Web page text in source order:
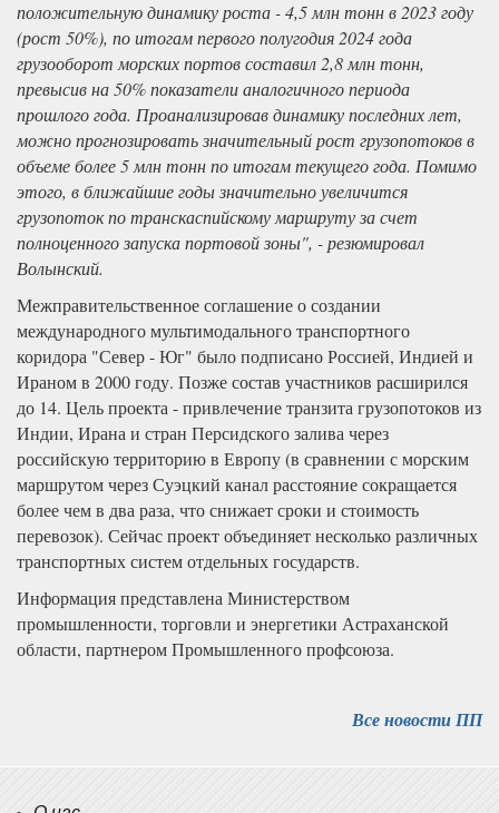
положительную динамику роста - 4,5 млн тонн в 2023 году
(рост 50%), по итогам первого полугодия 2024 года
грузооборот морских портов составил 2,8 млн тонн,
превысив на 50% показатели аналогичного периода
прошлого года. Проанализировав динамику последних лет,
можно прогнозировать значительный рост грузопотоков в
объеме более 5 млн тонн по итогам текущего года. Помимо
этого, в ближайшие годы значительно увеличится
грузопоток по транскаспийскому маршруту за счет
полноценного запуска портовой зоны", - резюмировал
Волынский.
Межправительственное соглашение о создании
международного мультимодального транспортного
коридора "Север - Юг" было подписано Россией, Индией и
Ираном в 2000 году. Позже состав участников расширился
до 14. Цель проекта - привлечение транзита грузопотоков из
Индии, Ирана и стран Персидского залива через
российскую территорию в Европу (в сравнении с морским
маршрутом через Суэцкий канал расстояние сокращается
более чем в два раза, что снижает сроки и стоимость
перевозок). Сейчас проект объединяет несколько различных
транспортных систем отдельных государств.
Информация представлена Министерством
промышленности, торговли и энергетики Астраханской
области, партнером Промышленного профсоюза.
Все новости ПП